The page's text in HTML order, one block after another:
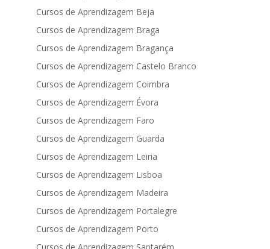
Cursos de Aprendizagem Beja
Cursos de Aprendizagem Braga
Cursos de Aprendizagem Bragança
Cursos de Aprendizagem Castelo Branco
Cursos de Aprendizagem Coimbra
Cursos de Aprendizagem Évora
Cursos de Aprendizagem Faro
Cursos de Aprendizagem Guarda
Cursos de Aprendizagem Leiria
Cursos de Aprendizagem Lisboa
Cursos de Aprendizagem Madeira
Cursos de Aprendizagem Portalegre
Cursos de Aprendizagem Porto